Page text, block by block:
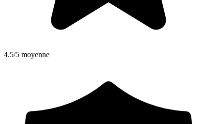
4.5/5 moyenne